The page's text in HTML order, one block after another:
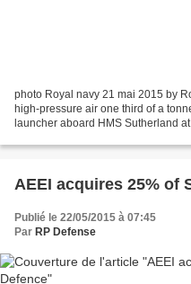
photo Royal navy 21 mai 2015 by
high-pressure air one third of a
launcher aboard HMS Sutherland
AEEI acquires 25% of
Publié le 22/05/2015 à 07:45
Par RP Defense